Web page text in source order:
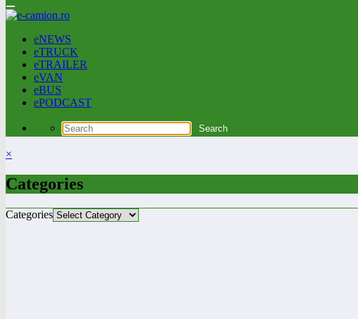
eNEWS
eTRUCK
eTRAILER
eVAN
eBUS
ePODCAST
×
Categories
Categories